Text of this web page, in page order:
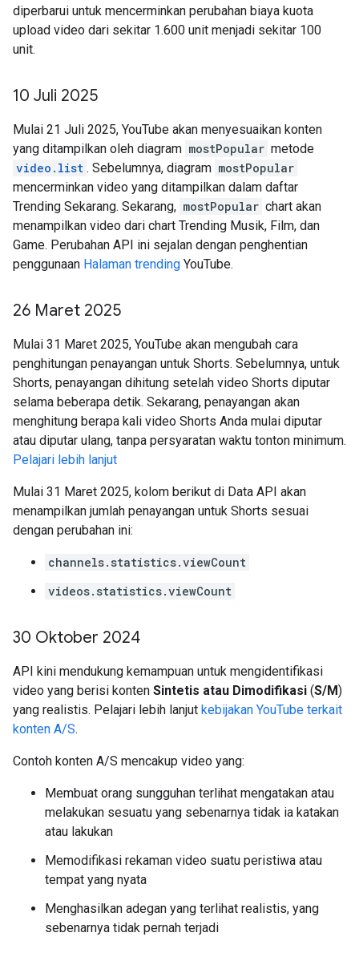
diperbarui untuk mencerminkan perubahan biaya kuota
upload video dari sekitar 1.600 unit menjadi sekitar 100
unit.
10 Juli 2025
Mulai 21 Juli 2025, YouTube akan menyesuaikan konten
yang ditampilkan oleh diagram mostPopular metode
video.list . Sebelumnya, diagram mostPopular
mencerminkan video yang ditampilkan dalam daftar
Trending Sekarang. Sekarang, mostPopular chart akan
menampilkan video dari chart Trending Musik, Film, dan
Game. Perubahan API ini sejalan dengan penghentian
penggunaan Halaman trending YouTube.
26 Maret 2025
Mulai 31 Maret 2025, YouTube akan mengubah cara
penghitungan penayangan untuk Shorts. Sebelumnya, untuk
Shorts, penayangan dihitung setelah video Shorts diputar
selama beberapa detik. Sekarang, penayangan akan
menghitung berapa kali video Shorts Anda mulai diputar
atau diputar ulang, tanpa persyaratan waktu tonton minimum.
Pelajari lebih lanjut
Mulai 31 Maret 2025, kolom berikut di Data API akan
menampilkan jumlah penayangan untuk Shorts sesuai
dengan perubahan ini:
channels.statistics.viewCount
videos.statistics.viewCount
30 Oktober 2024
API kini mendukung kemampuan untuk mengidentifikasi
video yang berisi konten Sintetis atau Dimodifikasi (S/M)
yang realistis. Pelajari lebih lanjut kebijakan YouTube terkait
konten A/S.
Contoh konten A/S mencakup video yang:
Membuat orang sungguhan terlihat mengatakan atau
melakukan sesuatu yang sebenarnya tidak ia katakan
atau lakukan
Memodifikasi rekaman video suatu peristiwa atau
tempat yang nyata
Menghasilkan adegan yang terlihat realistis, yang
sebenarnya tidak pernah terjadi